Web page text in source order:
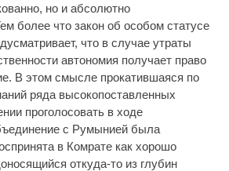
но и абсолютно
более что закон об особом статусе
что в случае утраты
автономия получает право
В этом смысле прокатившаяся по
ряда высокопоставленных
проголосовать в ходе
с Румынией была
в Комрате как хорошо
откуда-то из глубин